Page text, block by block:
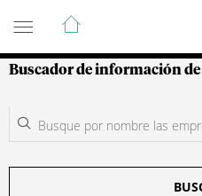
Guía de Empresas
Buscador de información de